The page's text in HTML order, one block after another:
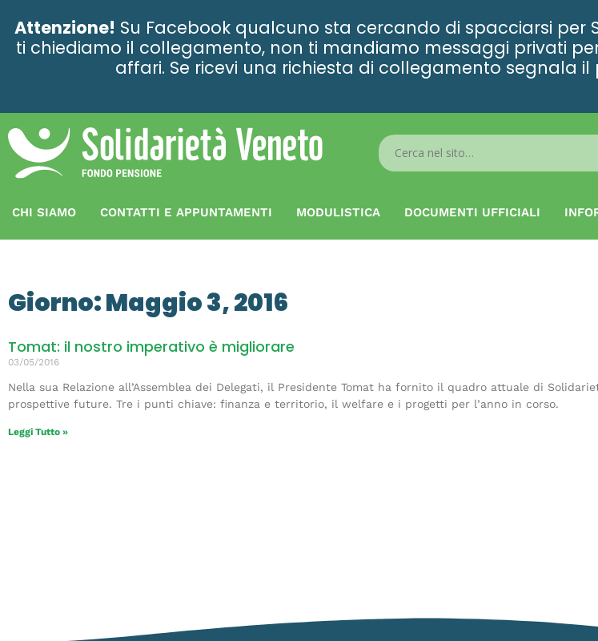
Attenzione! Su Facebook qualcuno sta cercando di spacciarsi per
ti chiediamo il collegamento, non ti mandiamo messaggi privati
affari. Se ricevi una richiesta di collegamento segnala
Search
...
CHI SIAMO CONTATTI E APPUNTAMENTI MODULISTICA DOCUMENTI UFFICIALI
Giorno: Maggio 3, 2016
Tomat: il nostro imperativo è migliorare
03/05/2016
Nella sua Relazione all’Assemblea dei Delegati, il Presidente Tomat ha fornito il quadro attuale di
prospettive future. Tre i punti chiave: finanza e territorio, il welfare e i progetti per l’anno in corso.
Leggi Tutto »